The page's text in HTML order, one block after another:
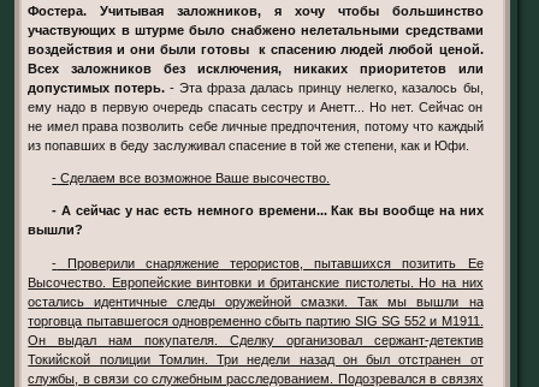
Фостера. Учитывая заложников, я хочу чтобы большинство
участвующих в штурме было снабжено нелетальными средствами
воздействия и они были готовы к спасению людей любой ценой.
Всех заложников без исключения, никаких приоритетов или
допустимых потерь. - Эта фраза далась принцу нелегко, казалось бы,
ему надо в первую очередь спасать сестру и Анетт... Но нет. Сейчас он
не имел права позволить себе личные предпочтения, потому что каждый
из попавших в беду заслуживал спасение в той же степени, как и Юфи.
- Сделаем все возможное Ваше высочество.
- А сейчас у нас есть немного времени... Как вы вообще на них
вышли?
- Проверили снаряжение терористов, пытавшихся позитить Ее
Высочество. Европейские винтовки и британские пистолеты. Но на них
остались идентичные следы оружейной смазки. Так мы вышли на
торговца пытавшегося одновременно сбыть партию SIG SG 552 и М1911.
Он выдал нам покупателя. Сделку организовал сержант-детектив
Токийской полиции Томлин. Три недели назад он был отстранен от
службы, в связи со служебным расследованием. Подозревался в связях